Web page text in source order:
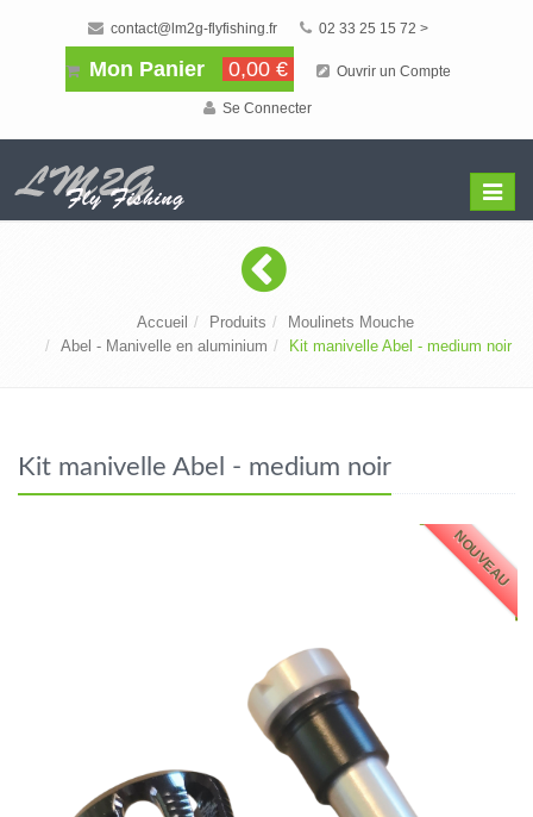
contact@lm2g-flyfishing.fr 02 33 25 15 72 >
Mon Panier 0,00 € Ouvrir un Compte
Se Connecter
Menu
Accueil Produits
Moulinets Mouche
Abel - Manivelle en aluminium
Kit manivelle Abel - medium noir
Kit manivelle Abel - medium noir
NOUVEAU